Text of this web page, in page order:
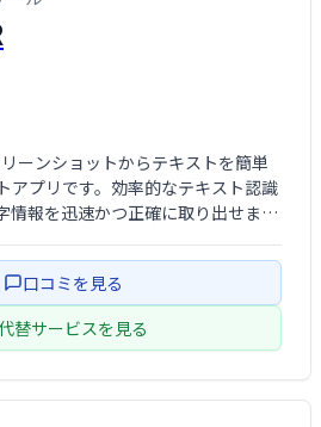
ーンショットからテキストを簡単
アプリです。効率的なテキスト認識
情報を迅速かつ正確に取り出せま
口コミを見る
替サービスを見る